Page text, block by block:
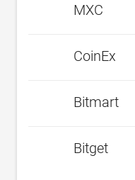
MXC
CoinEx
Bitmart
Bitget